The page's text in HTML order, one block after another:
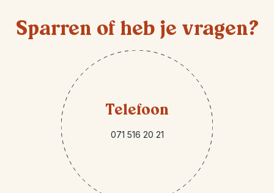
Sparren of heb je vragen?
Telefoon
071 516 20 21